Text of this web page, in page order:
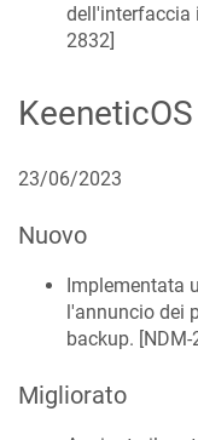
dell'interfaccia
2832]
KeeneticOS
23/06/2023
Nuovo
Implementata
l'annuncio dei
backup. [
Migliorato